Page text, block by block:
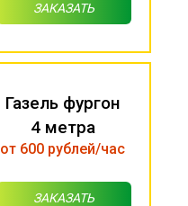
ЗАКАЗАТЬ
Газель фургон
4 метра
от 600 рублей/час
ЗАКАЗАТЬ